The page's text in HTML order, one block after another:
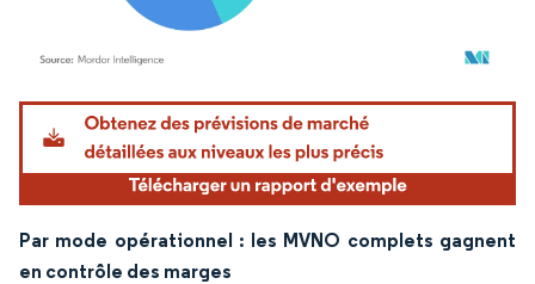
Image © Mordor Intelligence. La réutilisation nécessite une attribution sous CC BY
Par mode opérationnel : les MVNO complets gagnent
en contrôle des marges